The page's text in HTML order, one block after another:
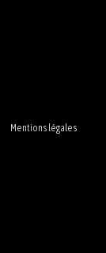
Mentions légales